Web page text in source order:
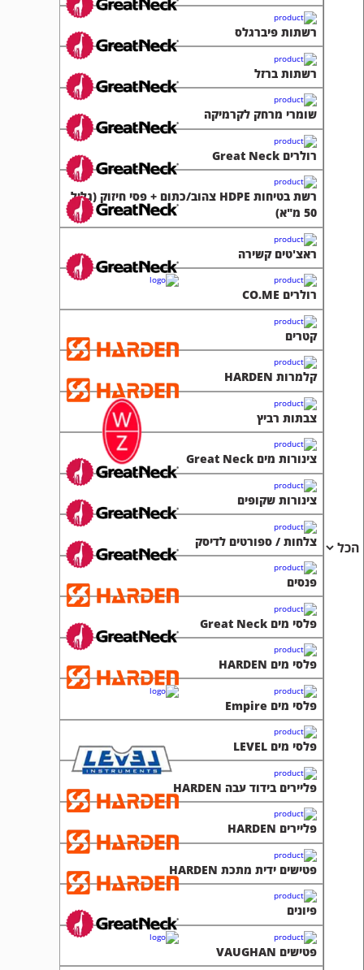
רשתות פיברגלס
רשתות ברזל
שומרי מרחק לקרמיקה
רולרים Great Neck
רשת בטיחות HDPE צהוב/כתום + פסי חיזוק (גליל
50 מ"א)
ראצ'טים קשירה
רולרים CO.ME
קטרים
קלמרות HARDEN
צבתות רביץ
צינורות מים Great Neck
צינורות שקופים
צלחות / ספורטים לדיסק
פנסים
פלסי מים Great Neck
פלסי מים HARDEN
פלסי מים Empire
פלסי מים LEVEL
פליירים בידוד עבה HARDEN
פליירים HARDEN
פטישים ידית מתכת HARDEN
פיונים
פטישים VAUGHAN